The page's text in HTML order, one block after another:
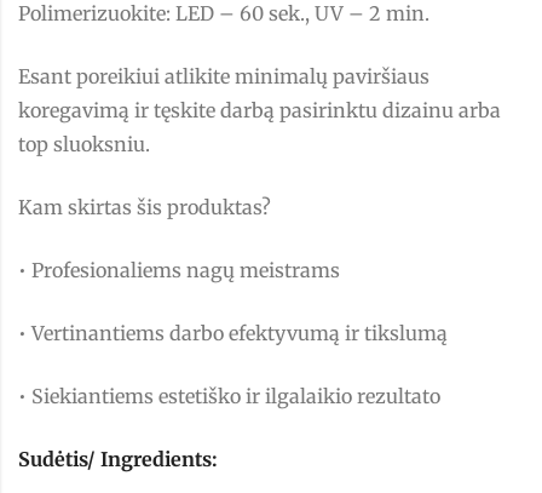
Polimerizuokite: LED – 60 sek., UV – 2 min.
Esant poreikiui atlikite minimalų paviršiaus
koregavimą ir tęskite darbą pasirinktu dizainu arba
top sluoksniu.
Kam skirtas šis produktas?
• Profesionaliems nagų meistrams
• Vertinantiems darbo efektyvumą ir tikslumą
• Siekiantiems estetiško ir ilgalaikio rezultato
Sudėtis/ Ingredients: